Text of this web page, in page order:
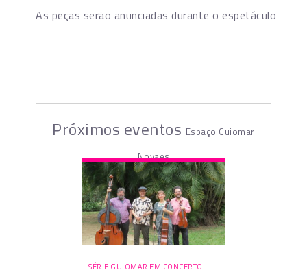
As peças serão anunciadas durante o espetáculo
Próximos eventos Espaço Guiomar
Novaes
SÉRIE GUIOMAR EM CONCERTO